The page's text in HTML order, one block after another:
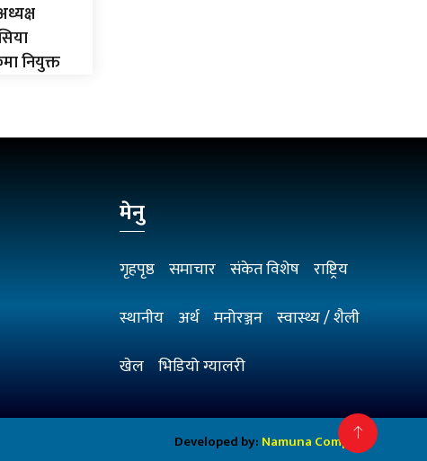
नियुक्त
मेनु
गृहपृष्ठ समाचार संकेत विशेष राष्ट्रिय
स्थानीय अर्थ मनोरञ्जन स्वास्थ्य / शैली
खेल भिडियो ग्यालरी
Developed by: Namuna Computer